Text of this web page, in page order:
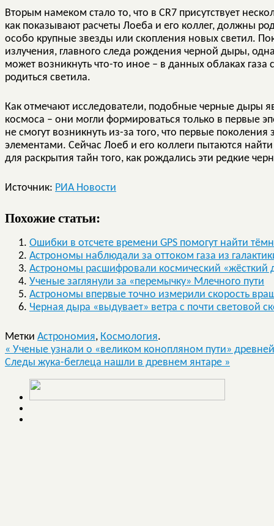
Вторым намеком стало то, что в CR7 присутствует
как показывают расчеты Лоеба и его коллег, должны
особо крупные звезды или скопления новых светил.
излучения, главного следа рождения черной дыры,
может возникнуть что-то иное – в данных облаках
родиться светила.
Как отмечают исследователи, подобные черные дыры
космоса – они могли формироваться только в первые
не смогут возникнуть из-за того, что первые
элементами. Сейчас Лоеб и его коллеги пытаются
для раскрытия тайн того, как рождались эти редкие
Источник: РИА Новости
Похожие статьи:
Ошибки в отсчете времени GPS помогут найти
Астрономы наблюдали за оттоком газа из
Астрономы расшифровали космический «жёсткий
Ученые заглянули за «перемычку» Млечного пути
Астрономы впервые точно измерили скорость
Черная дыра «выдувает» ветра с почти световой
Метки Астрономия, Космология.
« Ученые узнали о «великом конопляном пути»
Следы жука-беглеца нашли в древнем янтаре »